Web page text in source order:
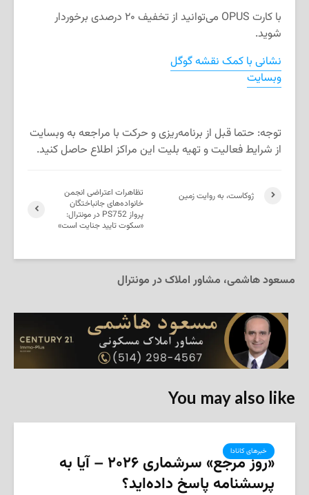
با کارت OPUS می‌توانید از تخفیف ۲۰ درصدی برخوردار
شوید.
نشانی با کمک نقشه گوگل
وبسایت
توجه: حتما قبل از برنامه‌ریزی و حرکت با مراجعه به وبسایت
از شرایط فعالیت و تهیه بلیت این مراکز اطلاع حاصل کنید.
تظاهرات اعتراضی انجمن
خانواده‌های جانباختگان
پرواز PS752 در مونترال:
«سکوت تایید جنایت است»
ژوکاست، به‌ روایت زمین
مسعود هاشمی، مشاور املاک در مونترال
You may also like
خبرهای کانادا
«روز مرجع» سرشماری ۲۰۲۶ – آیا به
پرسشنامه پاسخ داده‌اید؟